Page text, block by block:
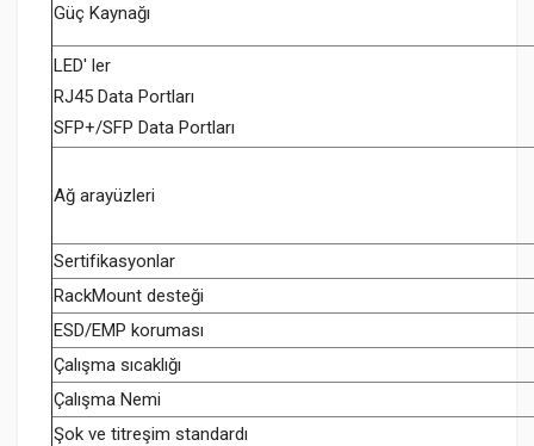
Güç Kaynağı
LED' ler
RJ45 Data Portları
SFP+/SFP Data Portları
Ağ arayüzleri
Sertifikasyonlar
RackMount desteği
ESD/EMP koruması
Çalışma sıcaklığı
Çalışma Nemi
Şok ve titreşim standardı